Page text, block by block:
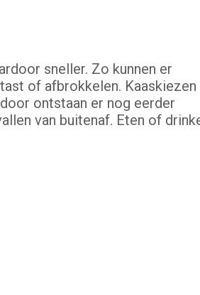
sneller. Zo kunnen er
of afbrokkelen. Kaaskiezen
ontstaan er nog eerder
van buitenaf. Eten of